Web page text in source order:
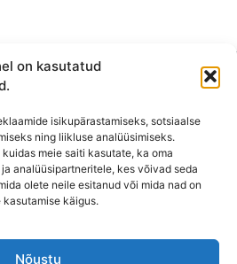
on kasutatud
isikupärastamiseks, sotsiaalse
ning liikluse analüüsimiseks.
meie saiti kasutate, ka oma
analüüsipartneritele, kes võivad seda
olete neile esitanud või mida nad on
käigus.
Nõustu
KONTAKT